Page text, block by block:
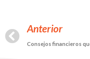
Anterior